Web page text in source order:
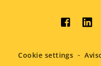
Social
menu
Cookie settings